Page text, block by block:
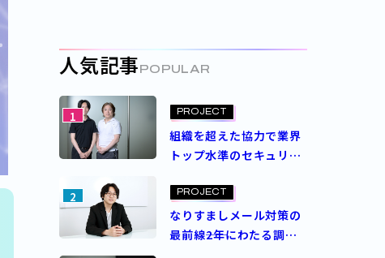
く環境の進化
人気記事 POPULAR
1 PROJECT
組織を超えた協力で業界
トップ水準のセキュリ
導入プロジェクトを成功
させた決め手とは？
2 PROJECT
なりすましメール対策の
最前線――2年にわたる調査